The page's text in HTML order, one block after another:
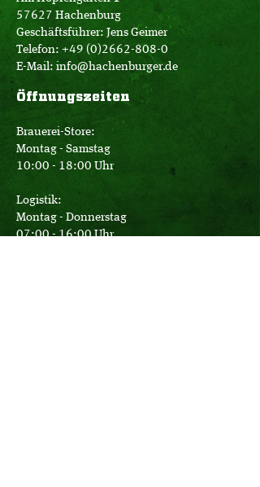
57627 Hachenburg
Geschäftsführer: Jens Geimer
Telefon: +49 (0)2662-808-0
E-Mail: info@hachenburger.de
Öffnungszeiten
Brauerei-Store:
Montag - Samstag
10:00 - 18:00 Uhr
Logistik:
Montag - Donnerstag
07:00 - 16:00 Uhr